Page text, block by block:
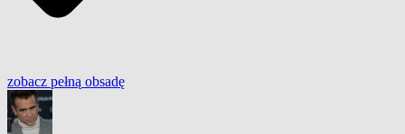
zobacz pełną obsadę